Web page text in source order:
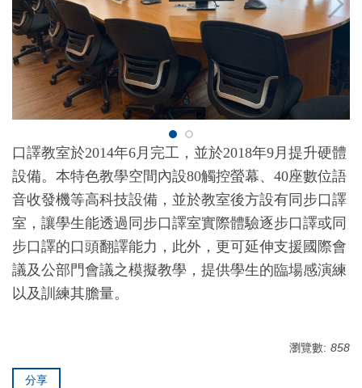
口譯教室於2014年6月完工，並於2018年9月提升硬體
設備。本特色教學空間內設80觸控螢幕、40座數位語
音收發機等高科技設備，並於教室後方設有同步口譯
室，讓學生能透過同步口譯室實際體驗逐步口譯或同
步口譯的口頭翻譯能力，此外，更可延伸支援國際會
議及公部門會議之模擬教學，提供學生的臨場感演練
以及訓練其膽量。
瀏覽數: 858
分享